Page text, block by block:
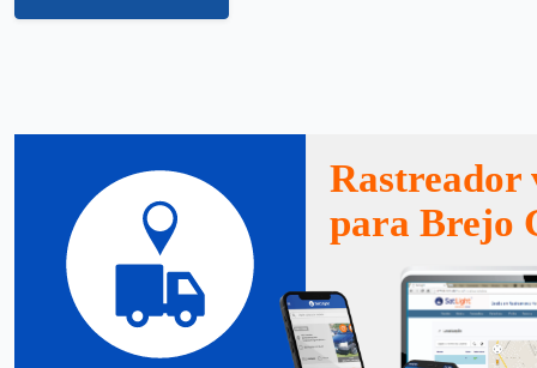
Rastreador
para Brejo